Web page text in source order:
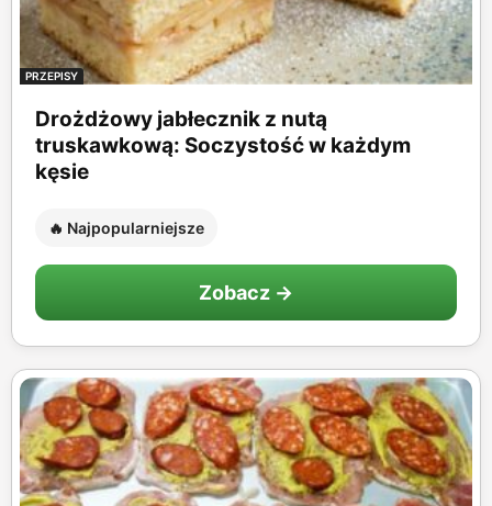
PRZEPISY
Drożdżowy jabłecznik z nutą
truskawkową: Soczystość w każdym
kęsie
🔥 Najpopularniejsze
Zobacz →